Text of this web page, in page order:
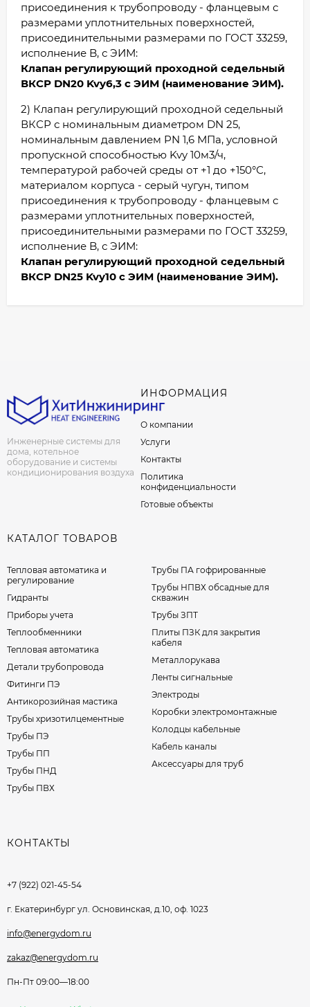
присоединения к трубопроводу - фланцевым с
размерами уплотнительных поверхностей,
присоединительными размерами по ГОСТ 33259,
исполнение B, с ЭИМ:
Клапан регулирующий проходной седельный
ВКСР DN20 Kvy6,3 с ЭИМ (наименование ЭИМ).
2) Клапан регулирующий проходной седельный
ВКСР с номинальным диаметром DN 25,
номинальным давлением PN 1,6 МПа, условной
пропускной способностью Kvy 10м3/ч,
температурой рабочей среды от +1 до +150°С,
материалом корпуса - серый чугун, типом
присоединения к трубопроводу - фланцевым с
размерами уплотнительных поверхностей,
присоединительными размерами по ГОСТ 33259,
исполнение B, с ЭИМ:
Клапан регулирующий проходной седельный
ВКСР DN25 Kvy10 с ЭИМ (наименование ЭИМ).
Инженерные системы для
дома, котельное
оборудование и системы
кондиционирования воздуха
ИНФОРМАЦИЯ
О компании
Услуги
Контакты
Политика
конфиденциальности
Готовые объекты
КАТАЛОГ ТОВАРОВ
Тепловая автоматика и
регулирование
Гидранты
Приборы учета
Теплообменники
Тепловая автоматика
Детали трубопровода
Фитинги ПЭ
Антикорозийная мастика
Трубы хризотилцементные
Трубы ПЭ
Трубы ПП
Трубы ПНД
Трубы ПВХ
Трубы ПА гофрированные
Трубы НПВХ обсадные для
скважин
Трубы ЗПТ
Плиты ПЗК для закрытия
кабеля
Металлорукава
Ленты сигнальные
Электроды
Коробки электромонтажные
Колодцы кабельные
Кабель каналы
Аксессуары для труб
КОНТАКТЫ
+7 (922) 021-45-54
г. Екатеринбург ул. Основинская, д.10, оф. 1023
info@energydom.ru
zakaz@energydom.ru
Пн-Пт 09:00—18:00